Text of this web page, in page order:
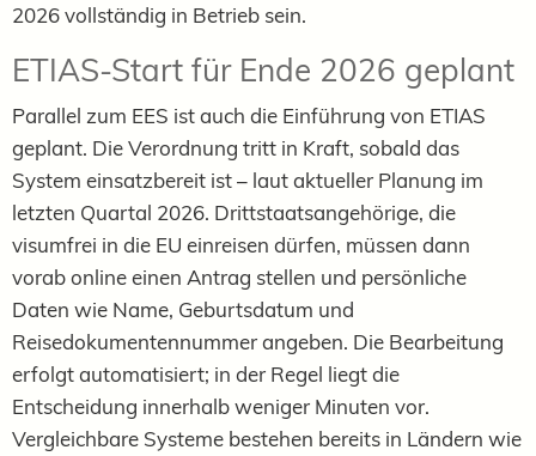
2026 vollständig in Betrieb sein.
ETIAS-Start für Ende 2026 geplant
Parallel zum EES ist auch die Einführung von ETIAS
geplant. Die Verordnung tritt in Kraft, sobald das
System einsatzbereit ist – laut aktueller Planung im
letzten Quartal 2026. Drittstaatsangehörige, die
visumfrei in die EU einreisen dürfen, müssen dann
vorab online einen Antrag stellen und persönliche
Daten wie Name, Geburtsdatum und
Reisedokumentennummer angeben. Die Bearbeitung
erfolgt automatisiert; in der Regel liegt die
Entscheidung innerhalb weniger Minuten vor.
Vergleichbare Systeme bestehen bereits in Ländern wie